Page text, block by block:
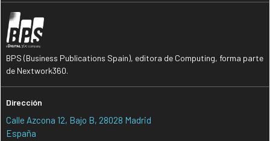
BPS (Business Publications Spain), editora de Computing, forma parte
de Nextwork360.
Dirección
Calle Azcona 12, Bajo B, 28028 Madrid
España